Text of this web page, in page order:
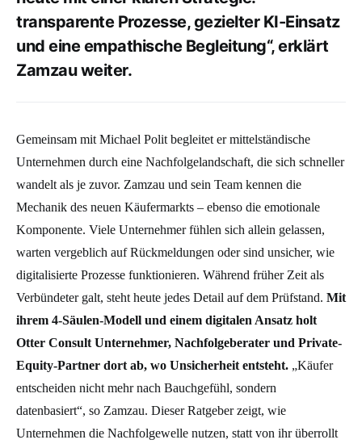
transparente Prozesse, gezielter KI-Einsatz
und eine empathische Begleitung“, erklärt
Zamzau weiter.
Gemeinsam mit Michael Polit begleitet er mittelständische
Unternehmen durch eine Nachfolgelandschaft, die sich schneller
wandelt als je zuvor. Zamzau und sein Team kennen die
Mechanik des neuen Käufermarkts – ebenso die emotionale
Komponente. Viele Unternehmer fühlen sich allein gelassen,
warten vergeblich auf Rückmeldungen oder sind unsicher, wie
digitalisierte Prozesse funktionieren. Während früher Zeit als
Verbündeter galt, steht heute jedes Detail auf dem Prüfstand. Mit
ihrem 4‑Säulen-Modell und einem digitalen Ansatz holt
Otter Consult Unternehmer, Nachfolgeberater und Private-
Equity-Partner dort ab, wo Unsicherheit entsteht. „Käufer
entscheiden nicht mehr nach Bauchgefühl, sondern
datenbasiert“, so Zamzau. Dieser Ratgeber zeigt, wie
Unternehmen die Nachfolgewelle nutzen, statt von ihr überrollt